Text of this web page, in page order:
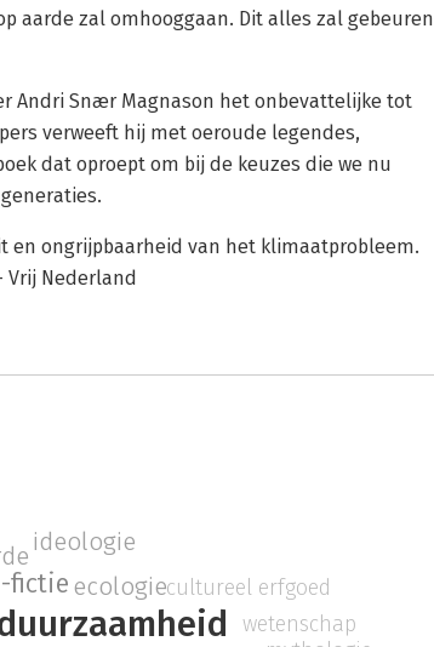
aarde zal omhooggaan. Dit alles zal gebeuren
Andri Snær Magnason het onbevattelijke tot
verweeft hij met oeroude legendes,
dat oproept om bij de keuzes die we nu
en ongrijpbaarheid van het klimaatprobleem.
Vrij Nederland
fictie ecologie
ideologie
cultureel erfgoed
wetenschap